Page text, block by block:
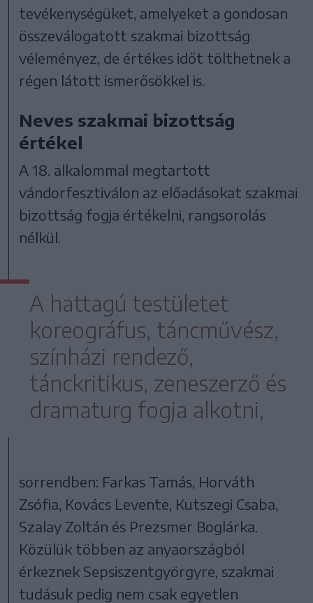
tevékenységüket, amelyeket a gondosan
összeválogatott szakmai bizottság
véleményez, de értékes időt tölthetnek a
régen látott ismerősökkel is.
Neves szakmai bizottság
értékel
A 18. alkalommal megtartott
vándorfesztiválon az előadásokat szakmai
bizottság fogja értékelni, rangsorolás
nélkül.
A hattagú testületet
koreográfus, táncművész,
színházi rendező,
tánckritikus, zeneszerző és
dramaturg fogja alkotni,
sorrendben: Farkas Tamás, Horváth
Zsófia, Kovács Levente, Kutszegi Csaba,
Szalay Zoltán és Prezsmer Boglárka.
Közülük többen az anyaországból
érkeznek Sepsiszentgyörgyre, szakmai
tudásuk pedig nem csak egyetlen